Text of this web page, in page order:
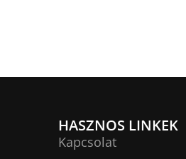
HASZNOS LINKEK
Kapcsolat